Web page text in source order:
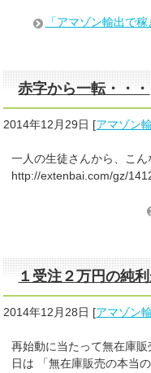
「アマゾン輸出で
赤字から一転・・・
2014年12月29日 [アマゾン
一人の生徒さんから、こん
http://extenbai.com/gz/
１受注２万円の純
2014年12月28日 [アマゾン
再始動に当たって無在庫
日は 「無在庫販売の本当